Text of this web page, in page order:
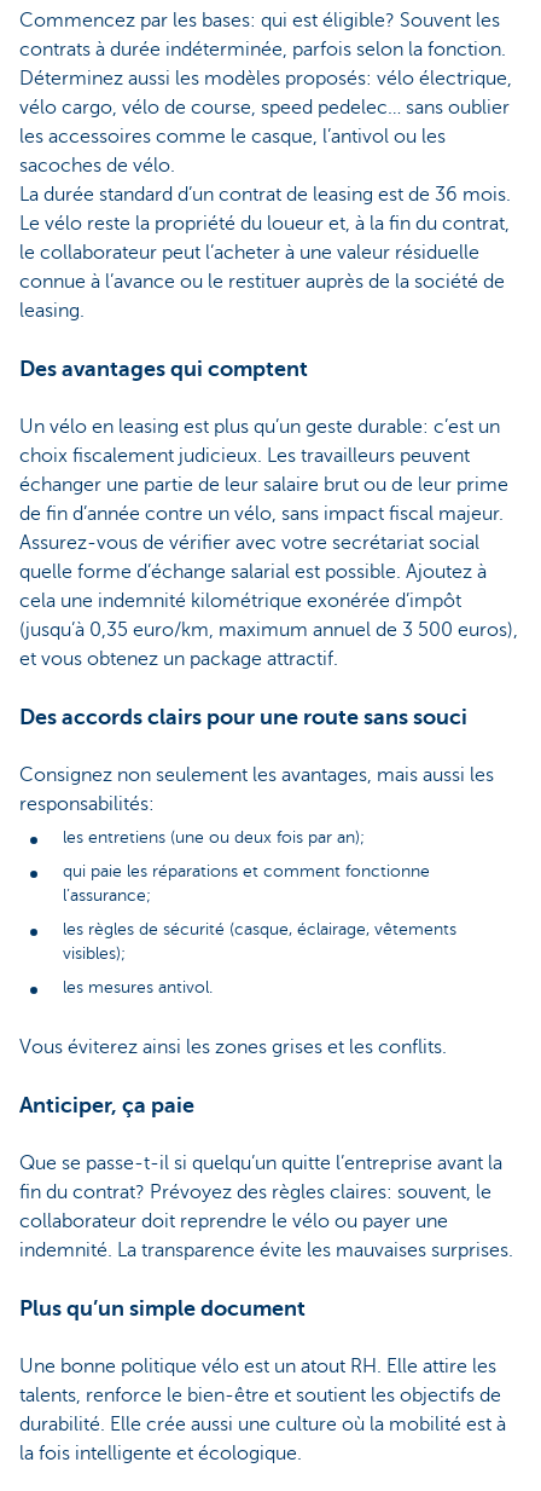
Commencez par les bases: qui est éligible? Souvent les
contrats à durée indéterminée, parfois selon la fonction.
Déterminez aussi les modèles proposés: vélo électrique,
vélo cargo, vélo de course, speed pedelec… sans oublier
les accessoires comme le casque, l’antivol ou les
sacoches de vélo.
La durée standard d’un contrat de leasing est de 36 mois.
Le vélo reste la propriété du loueur et, à la fin du contrat,
le collaborateur peut l’acheter à une valeur résiduelle
connue à l’avance ou le restituer auprès de la société de
leasing.
Des avantages qui comptent
Un vélo en leasing est plus qu’un geste durable: c’est un
choix fiscalement judicieux. Les travailleurs peuvent
échanger une partie de leur salaire brut ou de leur prime
de fin d’année contre un vélo, sans impact fiscal majeur.
Assurez-vous de vérifier avec votre secrétariat social
quelle forme d’échange salarial est possible. Ajoutez à
cela une indemnité kilométrique exonérée d’impôt
(jusqu’à 0,35 euro/km, maximum annuel de 3 500 euros),
et vous obtenez un package attractif.
Des accords clairs pour une route sans souci
Consignez non seulement les avantages, mais aussi les
responsabilités:
les entretiens (une ou deux fois par an);
qui paie les réparations et comment fonctionne
l’assurance;
les règles de sécurité (casque, éclairage, vêtements
visibles);
les mesures antivol.
Vous éviterez ainsi les zones grises et les conflits.
Anticiper, ça paie
Que se passe-t-il si quelqu’un quitte l’entreprise avant la
fin du contrat? Prévoyez des règles claires: souvent, le
collaborateur doit reprendre le vélo ou payer une
indemnité. La transparence évite les mauvaises surprises.
Plus qu’un simple document
Une bonne politique vélo est un atout RH. Elle attire les
talents, renforce le bien-être et soutient les objectifs de
durabilité. Elle crée aussi une culture où la mobilité est à
la fois intelligente et écologique.